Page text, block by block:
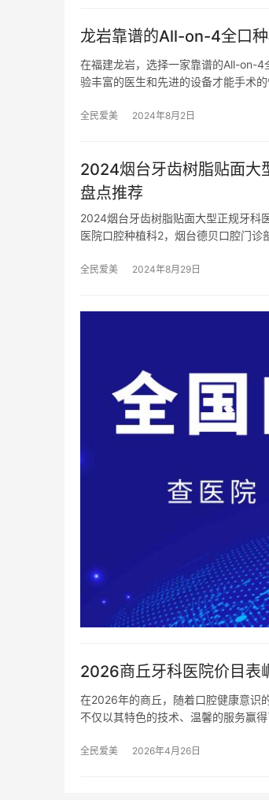
龙岩靠谱的All-on-4全口
在福建龙岩，选择一家靠谱的All-on-
验丰富的医生和先进的设备才能手术
全民爱美 2024年8月2日
2024烟台牙齿树脂贴面大
盘点推荐
2024烟台牙齿树脂贴面大型正规牙科
医院口腔种植科2，烟台德贝口腔门
全民爱美 2024年8月29日
2026商丘牙科医院价目
在2026年的商丘，随着口腔健康意识
不仅以其特色的技术、温馨的服务赢
全民爱美 2026年4月26日